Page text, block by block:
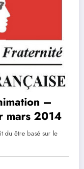
–
mars 2014
du être basé sur le